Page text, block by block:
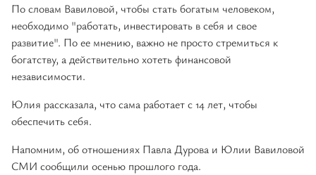
По словам Вавиловой, чтобы стать богатым человеком,
необходимо "работать, инвестировать в себя и свое
развитие". По ее мнению, важно не просто стремиться к
богатству, а действительно хотеть финансовой
независимости.
Юлия рассказала, что сама работает с 14 лет, чтобы
обеспечить себя.
Напомним, об отношениях Павла Дурова и Юлии Вавиловой
СМИ сообщили осенью прошлого года.